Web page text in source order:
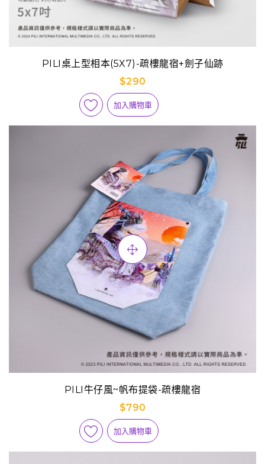
PILI桌上型相本(5X7)-疏樓龍宿+劍子仙跡
$290
加入購物車
PILI牛仔風~帆布提袋-疏樓龍宿
$790
加入購物車